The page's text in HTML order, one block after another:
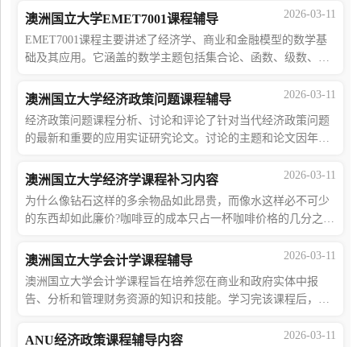
学的提分策略。本文将为你详细解答。
2026-03-11
澳洲国立大学EMET7001课程辅导
EMET7001课程主要讲述了经济学、商业和金融模型的数学基
础及其应用。它涵盖的数学主题包括集合论、函数、级数、极
应用包括有效利率、现值、年金、生产函
2026-03-11
澳洲国立大学经济政策问题课程辅导
经济政策问题课程分析、讨论和评论了针对当代经济政策问题
的最新和重要的应用实证研究论文。讨论的主题和论文因年份
力市场结果、中国的崛起、妇女在劳动力
2026-03-11
澳洲国立大学经济学课程补习内容
为什么像钻石这样的多余物品如此昂贵，而像水这样必不可少
的东西却如此廉价?咖啡豆的成本只占一杯咖啡价格的几分之
否与低工资国家竞争?澳大利亚国立大学
2026-03-11
澳洲国立大学会计学课程辅导
澳洲国立大学会计学课程旨在培养您在商业和政府实体中报
告、分析和管理财务资源的知识和技能。学习完该课程后，您
研究中汲取灵感，让您深入了解会计数字
2026-03-11
ANU经济政策课程辅导内容